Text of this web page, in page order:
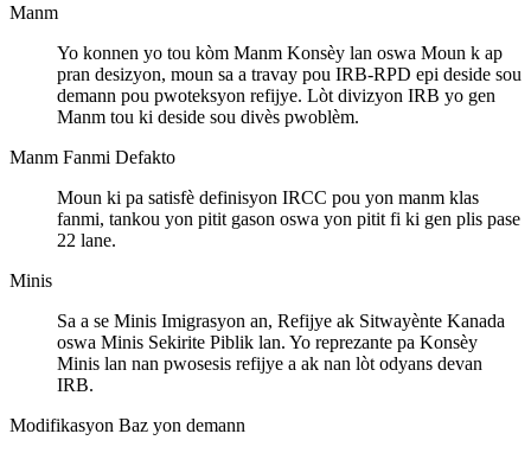
Manm
Yo konnen yo tou kòm Manm Konsèy lan oswa Moun k ap
pran desizyon, moun sa a travay pou IRB-RPD epi deside sou
demann pou pwoteksyon refijye. Lòt divizyon IRB yo gen
Manm tou ki deside sou divès pwoblèm.
Manm Fanmi Defakto
Moun ki pa satisfè definisyon IRCC pou yon manm klas
fanmi, tankou yon pitit gason oswa yon pitit fi ki gen plis pase
22 lane.
Minis
Sa a se Minis Imigrasyon an, Refijye ak Sitwayènte Kanada
oswa Minis Sekirite Piblik lan. Yo reprezante pa Konsèy
Minis lan nan pwosesis refijye a ak nan lòt odyans devan
IRB.
Modifikasyon Baz yon demann